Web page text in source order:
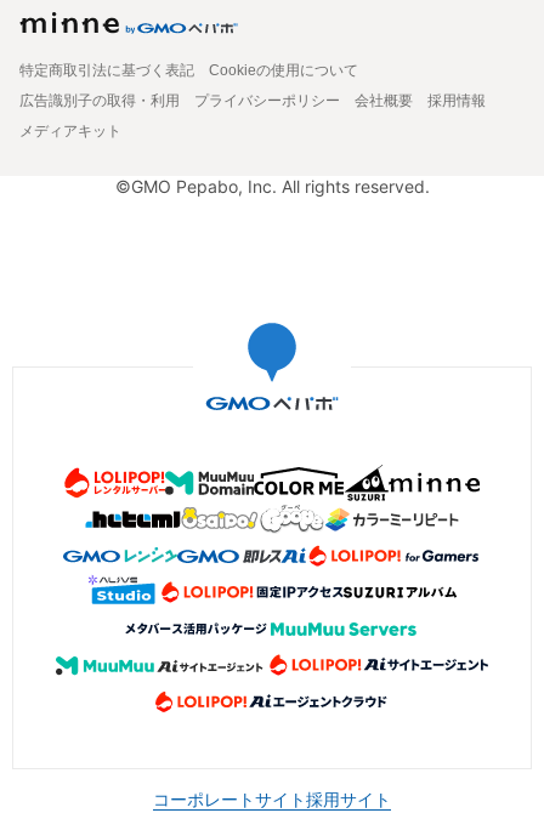
特定商取引法に基づく表記
Cookieの使用について
広告識別子の取得・利用
プライバシーポリシー 会社概要
採用情報
メディアキット
©GMO Pepabo, Inc. All rights reserved.
コーポレートサイト採用サイト